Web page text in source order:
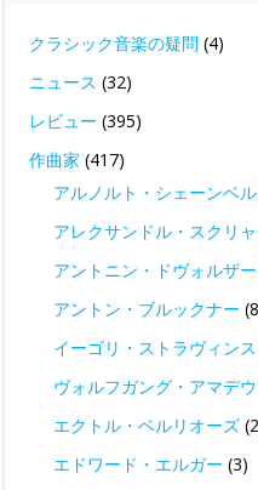
クラシック音楽の疑問 (4)
ニュース (32)
レビュー (395)
作曲家 (417)
アルノルト・シェーンベ
アレクサンドル・スクリ
アントニン・ドヴォルザ
アントン・ブルックナー
イーゴリ・ストラヴィン
ヴォルフガング・アマデ
エクトル・ベルリオーズ
エドワード・エルガー (3)